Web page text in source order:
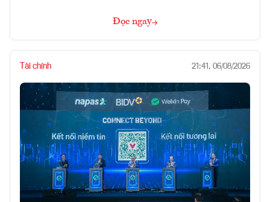
Đọc ngay
Tài chính 21:41, 06/08/2026